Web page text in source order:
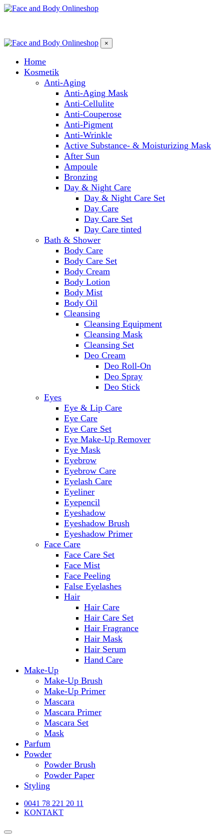
×
Home
Kosmetik
Anti-Aging
Anti-Aging Mask
Anti-Cellulite
Anti-Couperose
Anti-Pigment
Anti-Wrinkle
Active Substance- & Moisturizing Mask
After Sun
Ampoule
Bronzing
Day & Night Care
Day & Night Care Set
Day Care
Day Care Set
Day Care tinted
Bath & Shower
Body Care
Body Care Set
Body Cream
Body Lotion
Body Mist
Body Oil
Cleansing
Cleansing Equipment
Cleansing Mask
Cleansing Set
Deo Cream
Deo Roll-On
Deo Spray
Deo Stick
Eyes
Eye & Lip Care
Eye Care
Eye Care Set
Eye Make-Up Remover
Eye Mask
Eyebrow
Eyebrow Care
Eyelash Care
Eyeliner
Eyepencil
Eyeshadow
Eyeshadow Brush
Eyeshadow Primer
Face Care
Face Care Set
Face Mist
Face Peeling
False Eyelashes
Hair
Hair Care
Hair Care Set
Hair Fragrance
Hair Mask
Hair Serum
Hand Care
Make-Up
Make-Up Brush
Make-Up Primer
Mascara
Mascara Primer
Mascara Set
Mask
Parfum
Powder
Powder Brush
Powder Paper
Styling
0041 78 221 20 11
KONTAKT